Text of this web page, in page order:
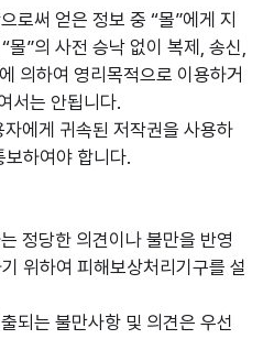
로써 얻은 정보 중 “몰”에게 지
”의 사전 승낙 없이 복제, 송신,
의하여 영리목적으로 이용하거
서는 안됩니다.
에게 귀속된 저작권을 사용하
하여야 합니다.
정당한 의견이나 불만을 반영
위하여 피해보상처리기구를 설
되는 불만사항 및 의견은 우선